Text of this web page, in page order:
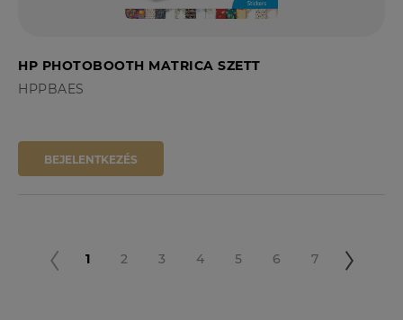
HP PHOTOBOOTH MATRICA SZETT
HPPBAES
BEJELENTKEZÉS
1 2 3 4 5 6 7